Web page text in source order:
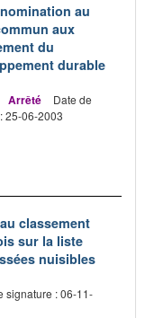
au
aux
du
durable
Arrêté
Date de
25-06-2003
classement
sur la liste
nuisibles
signature : 06-11-